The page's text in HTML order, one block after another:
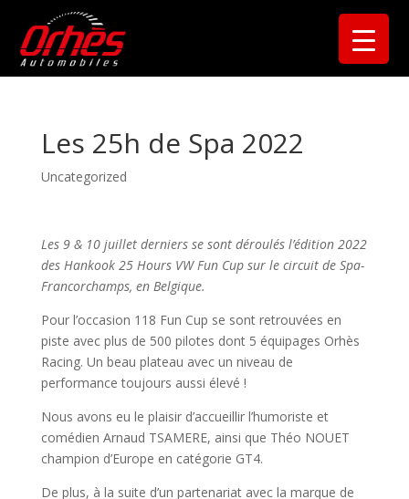
Les 25h de Spa 2022
Uncategorized
Les 9 & 10 juillet derniers se sont déroulés l’édition 2022
des Hankook 25 Hours VW Fun Cup sur le circuit de Spa-
Francorchamps, en Belgique.
Pour l’occasion 118 Fun Cup se sont retrouvées en
piste avec plus de 500 pilotes dont 5 équipages Orhès
Racing. Un beau plateau avec un niveau de
performance toujours aussi élevé !
Nous avons eu le plaisir d’accueillir l’humoriste et
comédien Arnaud TSAMERE, ainsi que Théo NOUET
champion d’Europe en catégorie GT4.
De plus, à la suite d’un partenariat avec la marque de